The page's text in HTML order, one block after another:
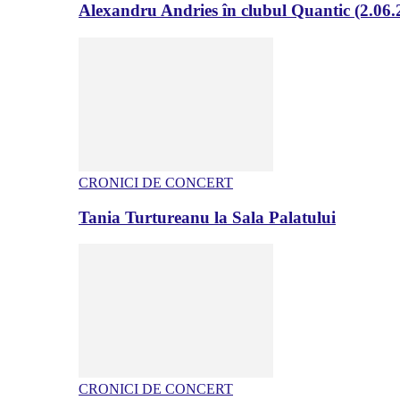
Alexandru Andries în clubul Quantic
CRONICI DE CONCERT
Tania Turtureanu la Sala Palatului
CRONICI DE CONCERT